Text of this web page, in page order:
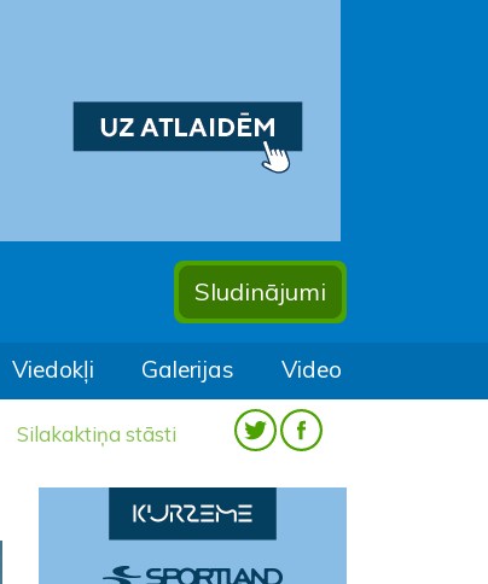
Sludinājumi
Viedokļi Galerijas Video
Silakaktiņa stāsti